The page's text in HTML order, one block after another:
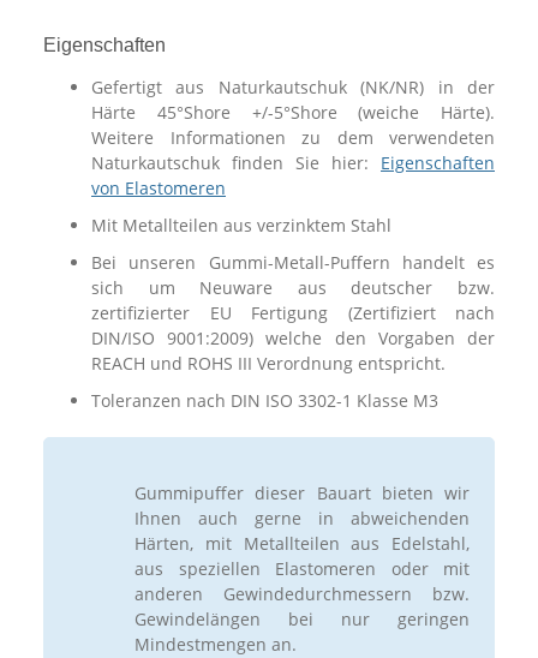
Eigenschaften
Gefertigt aus Naturkautschuk (NK/NR) in der
Härte 45°Shore +/-5°Shore (weiche Härte).
Weitere Informationen zu dem verwendeten
Naturkautschuk finden Sie hier: Eigenschaften
von Elastomeren
Mit Metallteilen aus verzinktem Stahl
Bei unseren Gummi-Metall-Puffern handelt es
sich um Neuware aus deutscher bzw.
zertifizierter EU Fertigung (Zertifiziert nach
DIN/ISO 9001:2009) welche den Vorgaben der
REACH und ROHS III Verordnung entspricht.
Toleranzen nach DIN ISO 3302-1 Klasse M3
Gummipuffer dieser Bauart bieten wir
Ihnen auch gerne in abweichenden
Härten, mit Metallteilen aus Edelstahl,
aus speziellen Elastomeren oder mit
anderen Gewindedurchmessern bzw.
Gewindelängen bei nur geringen
Mindestmengen an.